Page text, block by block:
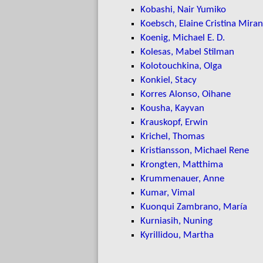
Kobashi, Nair Yumiko
Koebsch, Elaine Cristina
Koenig, Michael E. D.
Kolesas, Mabel Stilman
Kolotouchkina, Olga
Konkiel, Stacy
Korres Alonso, Oihane
Kousha, Kayvan
Krauskopf, Erwin
Krichel, Thomas
Kristiansson, Michael Rene
Krongten, Matthima
Krummenauer, Anne
Kumar, Vimal
Kuonqui Zambrano, María
Kurniasih, Nuning
Kyrillidou, Martha